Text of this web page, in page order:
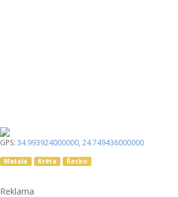
GPS: 34.993924000000, 24.749436000000
Matala Kréta Řecko
Reklama